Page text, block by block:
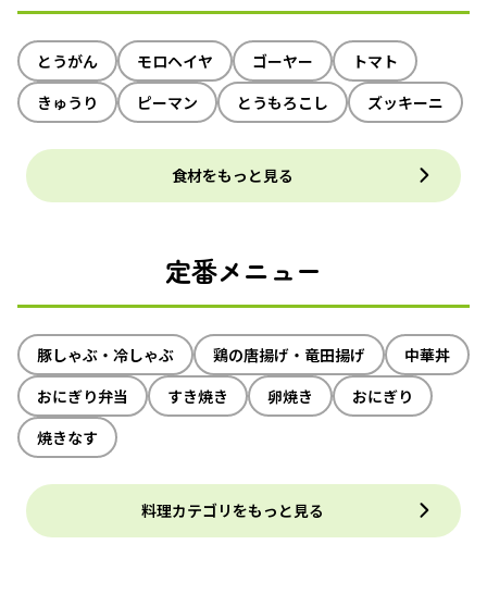
とうがん モロヘイヤ ゴーヤー
トマト
きゅうり
ピーマン とうもろこし ズッキーニ
食材をもっと見る
定番メニュー
豚しゃぶ・冷しゃぶ 鶏の唐揚げ・竜田揚げ
中華丼
おにぎり弁当
すき焼き 卵焼き
おにぎり
焼きなす
料理カテゴリをもっと見る